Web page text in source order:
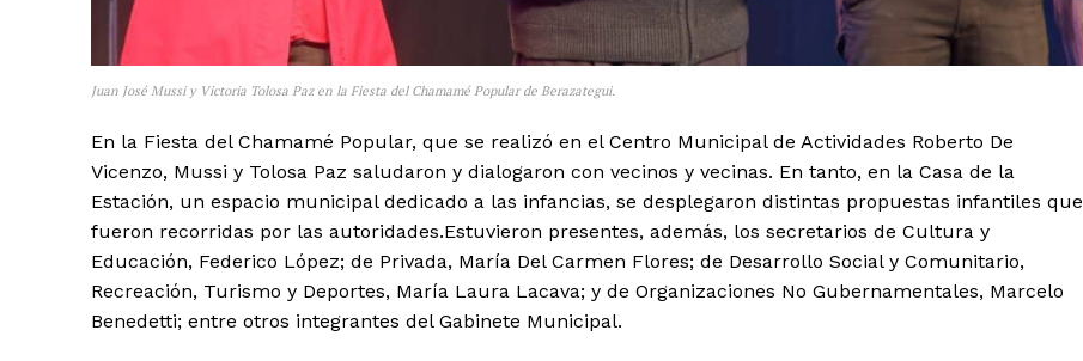
Juan José Mussi y Victoria Tolosa Paz en la Fiesta del Chamamé Popular de Berazategui.
En la Fiesta del Chamamé Popular, que se realizó en el Centro Municipal de Actividades Roberto De
Vicenzo, Mussi y Tolosa Paz saludaron y dialogaron con vecinos y vecinas. En tanto, en la Casa de la
Estación, un espacio municipal dedicado a las infancias, se desplegaron distintas propuestas infantiles que
fueron recorridas por las autoridades.Estuvieron presentes, además, los secretarios de Cultura y
Educación, Federico López; de Privada, María Del Carmen Flores; de Desarrollo Social y Comunitario,
Recreación, Turismo y Deportes, María Laura Lacava; y de Organizaciones No Gubernamentales, Marcelo
Benedetti; entre otros integrantes del Gabinete Municipal.